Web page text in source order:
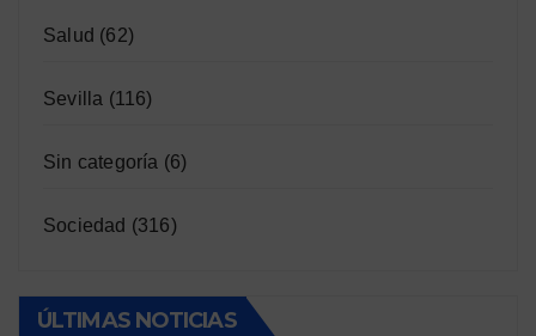
Salud (62)
Sevilla (116)
Sin categoría (6)
Sociedad (316)
ÚLTIMAS NOTICIAS